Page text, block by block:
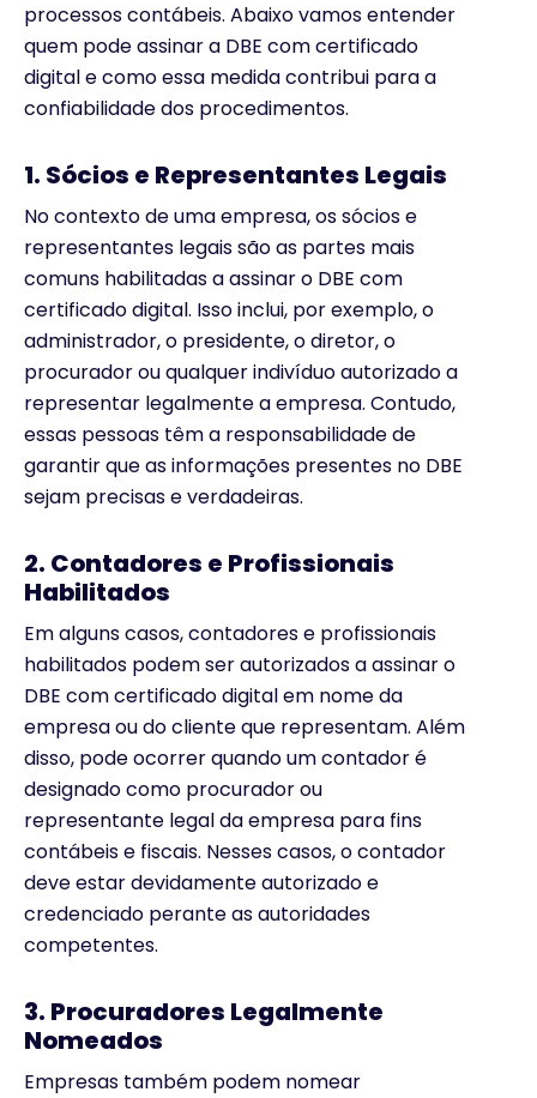
processos contábeis. Abaixo vamos entender
quem pode assinar a DBE com certificado
digital e como essa medida contribui para a
confiabilidade dos procedimentos.
1. Sócios e Representantes Legais
No contexto de uma empresa, os sócios e
representantes legais são as partes mais
comuns habilitadas a assinar o DBE com
certificado digital. Isso inclui, por exemplo, o
administrador, o presidente, o diretor, o
procurador ou qualquer indivíduo autorizado a
representar legalmente a empresa. Contudo,
essas pessoas têm a responsabilidade de
garantir que as informações presentes no DBE
sejam precisas e verdadeiras.
2. Contadores e Profissionais
Habilitados
Em alguns casos, contadores e profissionais
habilitados podem ser autorizados a assinar o
DBE com certificado digital em nome da
empresa ou do cliente que representam. Além
disso, pode ocorrer quando um contador é
designado como procurador ou
representante legal da empresa para fins
contábeis e fiscais. Nesses casos, o contador
deve estar devidamente autorizado e
credenciado perante as autoridades
competentes.
3. Procuradores Legalmente
Nomeados
Empresas também podem nomear